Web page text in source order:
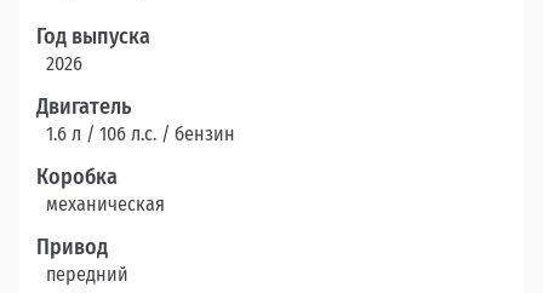
Год выпуска
2026
Двигатель
1.6 л / 106 л.c. / бензин
Коробка
механическая
Привод
передний